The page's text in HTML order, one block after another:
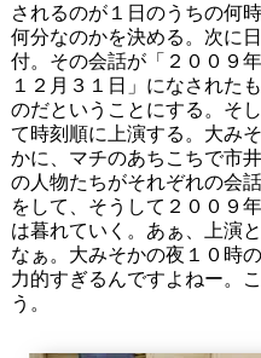
されるのが１日のうちの何時
何分なのかを決める。次に日
付。その会話が「２００９年
１２月３１日」になされたも
のだということにする。そし
て時刻順に上演する。大みそ
かに、マチのあちこちで市井
の人物たちがそれぞれの会話
をして、そうして２００９年
は暮れていく。あぁ、上演
なぁ。大みそかの夜１０時
力的すぎるんですよねー。
う。